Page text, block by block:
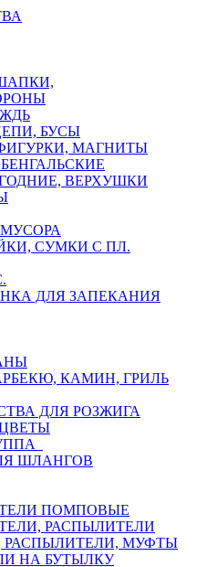
БУСЫ
МАГНИТЫ
ВЕРХУШКИ
СУМКИ С ПЛ.
ДЛЯ ЗАПЕКАНИЯ
КАМИН, ГРИЛЬ
ДЛЯ РОЗЖИГА
ШЛАНГОВ
ПОМПОВЫЕ
РАСПЫЛИТЕЛИ
РАСПЫЛИТЕЛИ, МУФТЫ
НА БУТЫЛКУ